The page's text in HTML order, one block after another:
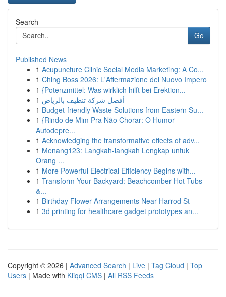
Search
Go
Published News
1 Acupuncture Clinic Social Media Marketing: A Co...
1 Ching Boss 2026: L'Affermazione del Nuovo Impero
1 {Potenzmittel: Was wirklich hilft bei Erektion...
1 أفضل شركة تنظيف بالرياض
1 Budget-friendly Waste Solutions from Eastern Su...
1 {Rindo de Mim Pra Não Chorar: O Humor
Autodepre...
1 Acknowledging the transformative effects of adv...
1 Menang123: Langkah-langkah Lengkap untuk
Orang ...
1 More Powerful Electrical Efficiency Begins with...
1 Transform Your Backyard: Beachcomber Hot Tubs
&...
1 Birthday Flower Arrangements Near Harrod St
1 3d printing for healthcare gadget prototypes an...
Copyright © 2026 | Advanced Search | Live | Tag Cloud | Top
Users | Made with Kliqqi CMS | All RSS Feeds